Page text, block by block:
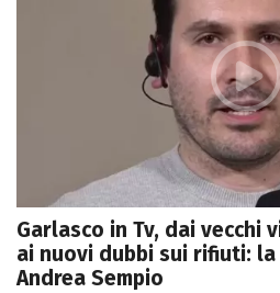
Garlasco in Tv, dai vecchi
ai nuovi dubbi sui rifiuti:
Andrea Sempio